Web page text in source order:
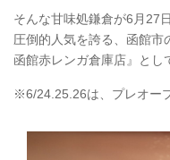
そんな甘味処鎌倉が6月27
圧倒的人気を誇る、函館市
函館赤レンガ倉庫店』とし
※6/24.25.26は、プレオー